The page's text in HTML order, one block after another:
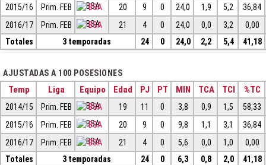
2015/16
Prim. FEB BSA 20 9 0 24,0 1,9 5,2
36,84
2016/17
Prim. FEB BSA 21 4 0 24,0 0,0 3,2
0,00
Totales
3 temporadas 24 0 24,0 2,2 5,4 41,18
AJUSTADAS A 100 POSESIONES
Temp Liga Equipo Edad PJ PT MIN TCA TCI %TC
2014/15 Prim. FEB BSA 19 11 0 3,8 0,9 1,5
58,33
2015/16
Prim. FEB BSA 20 9 0 9,8 1,1 3,1
36,84
2016/17
Prim. FEB BSA 21 4 0 5,6 0,0 1,0
0,00
Totales
3 temporadas 24 0 6,3 0,8 2,0 41,18